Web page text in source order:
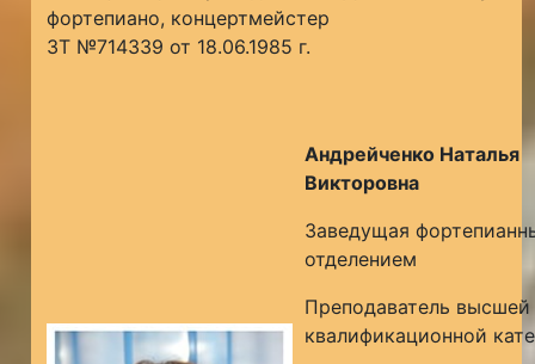
фортепиано, концертмейстер
ЗТ №714339 от 18.06.1985 г.
Андрейченко Наталья
Викторовна
Заведущая
отделением
Преподаватель высшей
квалификационной